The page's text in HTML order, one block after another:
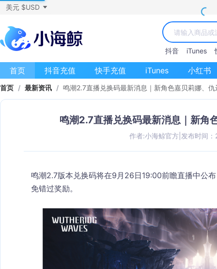
美元 $USD
抖音 iTunes
首页 抖音充值 快手充值 iTunes 小红书
首页 / 最新资讯 / 鸣潮2.7直播兑换码最新消息｜新角色嘉贝莉娜、
鸣潮2.7直播兑换码最新消息｜新角
作者:小海鲸官方 发布时间
鸣潮2.7版本兑换码将在9月26日19:00前瞻直播中公
免错过奖励。